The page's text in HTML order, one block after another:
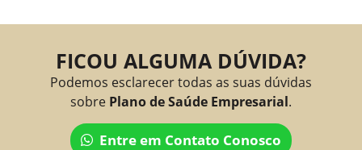
FICOU ALGUMA DÚVIDA?
Podemos esclarecer todas as suas dúvidas
sobre Plano de Saúde Empresarial.
Entre em Contato Conosco